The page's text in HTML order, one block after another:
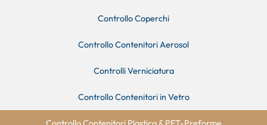
Controllo Coperchi
Controllo Contenitori Aerosol
Controlli Verniciatura
Controllo Contenitori in Vetro